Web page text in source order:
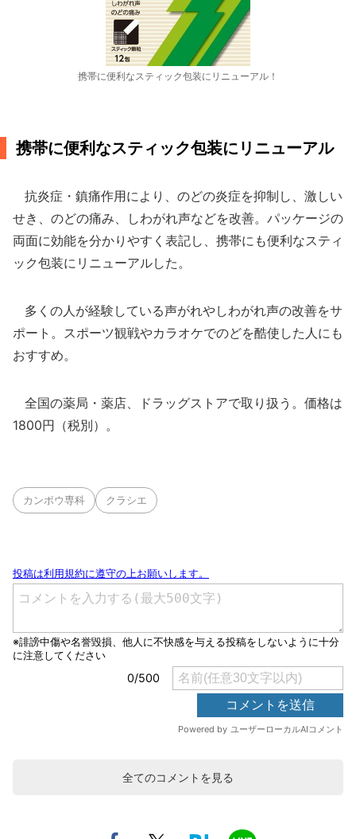
携帯に便利なスティック包装にリニューアル！
携帯に便利なスティック包装にリニューアル
抗炎症・鎮痛作用により、のどの炎症を抑制し、激しい
せき、のどの痛み、しわがれ声などを改善。パッケージの
両面に効能を分かりやすく表記し、携帯にも便利なスティ
ック包装にリニューアルした。
多くの人が経験している声がれやしわがれ声の改善をサ
ポート。スポーツ観戦やカラオケでのどを酷使した人にも
おすすめ。
全国の薬局・薬店、ドラッグストアで取り扱う。価格は
1800円（税別）。
カンポウ専科 クラシエ
全てのコメントを見る